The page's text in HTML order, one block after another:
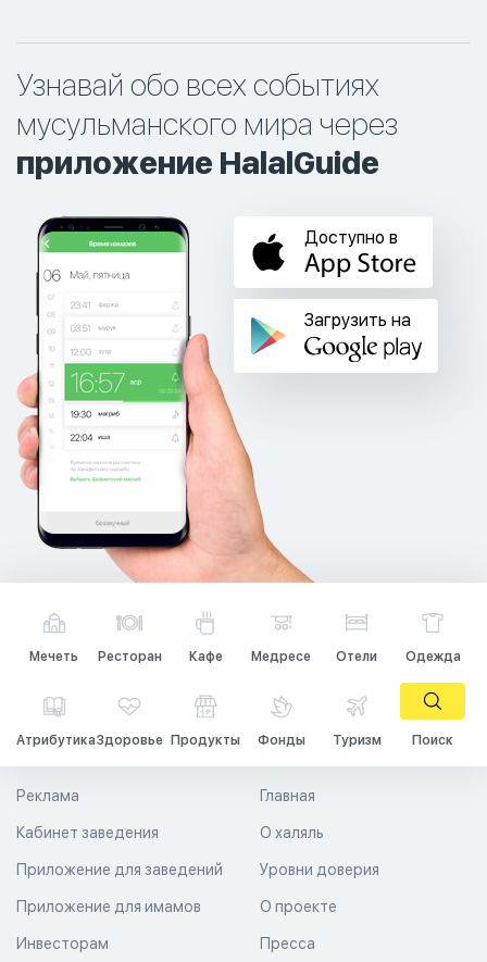
Узнавай обо всех событиях
мусульманского мира через
приложение HalalGuide
Доступно в
Загрузить на
Мечеть Ресторан Кафе Медресе Отели Одежда
АтрибутикаЗдоровье Продукты Фонды Туризм Поиск
Главная
О халяль
Уровни доверия
Реклама
Кабинет заведения
Приложение для заведений
Приложение для имамов О проекте
Пресса
Инвесторам